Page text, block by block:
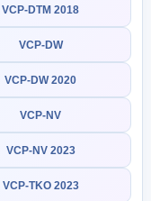
VCP-DTM 2018
VCP-DW
VCP-DW 2020
VCP-NV
VCP-NV 2023
VCP-TKO 2023